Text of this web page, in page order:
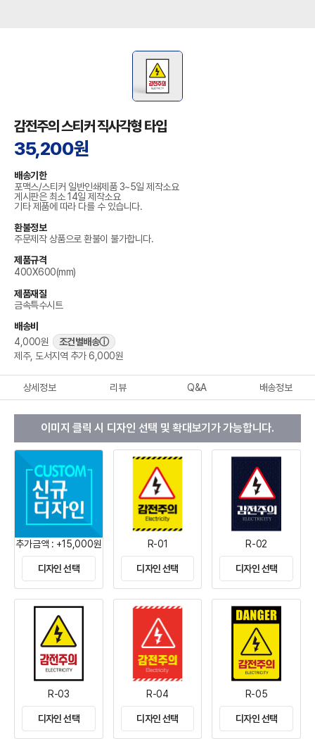
감전주의 스티커 직사각형 타입
35,200원
배송기한
포맥스/스티커 일반인쇄제품 3~5일 제작소요
게시판은 최소 14일 제작소요
기타 제품에 따라 다를 수 있습니다.
환불정보
주문제작 상품으로 환불이 불가합니다.
제품규격
400X600(mm)
제품재질
금속특수시트
배송비
4,000원
조건별배송ⓘ
제주, 도서지역 추가 6,000원
상세정보 리뷰 Q&A 배송정보
이미지 클릭 시 디자인 선택 및 확대보기가 가능합니다.
추가금액 : +15,000원
디자인 선택
R-01
디자인 선택
R-02
디자인 선택
R-03
디자인 선택
R-04
디자인 선택
R-05
디자인 선택